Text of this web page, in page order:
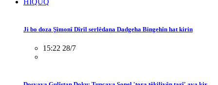
Ji bo doza Şîmonî Dîrîl serlêdana Dadgeha Bingehîn hat kirin
15:22 28/7